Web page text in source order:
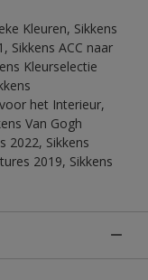
Kleuren, Sikkens
Sikkens ACC naar
Kleurselectie
het Interieur,
Van Gogh
2022, Sikkens
2019, Sikkens